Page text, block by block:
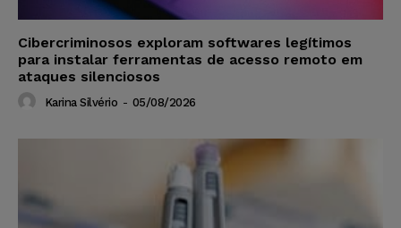
Cibercriminosos exploram softwares legítimos
para instalar ferramentas de acesso remoto em
ataques silenciosos
Karina Silvério - 05/08/2026